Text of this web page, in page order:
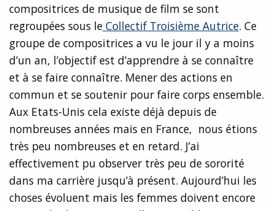
compositrices de musique de film se sont
regroupées sous le Collectif Troisième Autrice. Ce
groupe de compositrices a vu le jour il y a moins
d’un an, l’objectif est d’apprendre à se connaître
et à se faire connaître. Mener des actions en
commun et se soutenir pour faire corps ensemble.
Aux Etats-Unis cela existe déjà depuis de
nombreuses années mais en France, nous étions
très peu nombreuses et en retard. J’ai
effectivement pu observer très peu de sororité
dans ma carrière jusqu’à présent. Aujourd’hui les
choses évoluent mais les femmes doivent encore